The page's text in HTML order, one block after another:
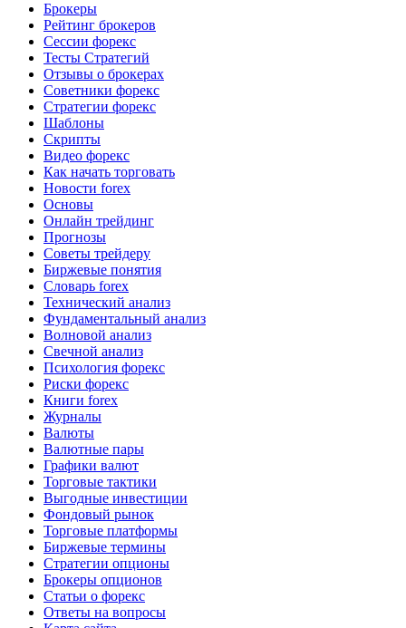
Брокеры
Рейтинг брокеров
Сессии форекс
Тесты Стратегий
Отзывы о брокерах
Советники форекс
Стратегии форекс
Шаблоны
Скрипты
Видео форекс
Как начать торговать
Новости forex
Основы
Онлайн трейдинг
Прогнозы
Советы трейдеру
Биржевые понятия
Словарь forex
Технический анализ
Фундаментальный анализ
Волновой анализ
Свечной анализ
Психология форекс
Риски форекс
Книги forex
Журналы
Валюты
Валютные пары
Графики валют
Торговые тактики
Выгодные инвестиции
Фондовый рынок
Торговые платформы
Биржевые термины
Стратегии опционы
Брокеры опционов
Статьи о форекс
Ответы на вопросы